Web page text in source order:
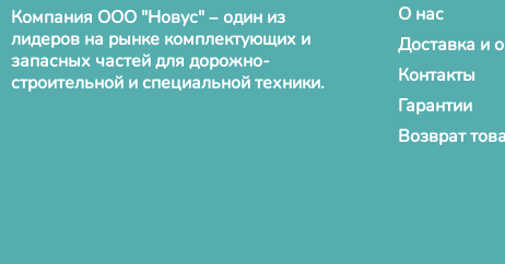
Компания ООО "Новус" – один из
лидеров на рынке комплектующих и
запасных частей для дорожно-
строительной и специальной техники.
О нас
Доставка и
Контакты
Гарантии
Возврат